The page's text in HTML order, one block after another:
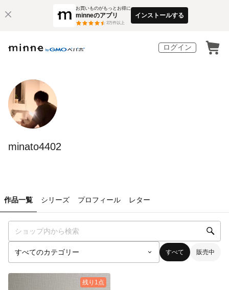
お買いものがもっとお得に
minneのアプリ
3万件以上
インストールする
ログイン
minato4402
作品一覧 シリーズ プロフィール レター
すべて 販売中
残り1点